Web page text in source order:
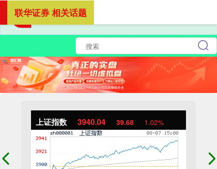
上证指数 3940.04 39.68 1.02%
联华证券 相关话题